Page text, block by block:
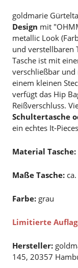
goldmarie
Design mit
metallic Look
und verstellbaren
Tasche ist mit
verschließbar und
einem kleinen
verfügt das Hip
Reißverschluss.
Schultertasche
ein echtes It-
Material Tasche:
Maße Tasche:
Farbe: grau
Limitierte
Hersteller:
145, 20357